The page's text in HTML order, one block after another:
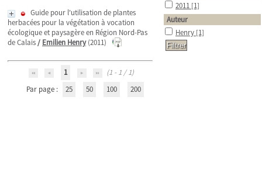
Guide pour l'utilisation de plantes
herbacées pour la végétation à vocation
écologique et paysagère en Région Nord-Pas
de Calais/ Emilien Henry(2011)
1
(1 - 1 / 1)
Par page :
25 50 100 200
2011 [1]
Auteur
Henry [1]